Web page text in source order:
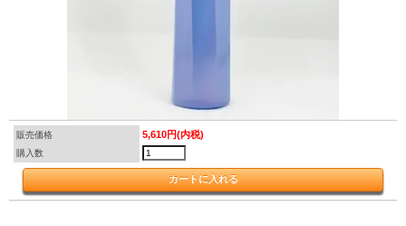
販売価格 5,610円(内税)
購入数